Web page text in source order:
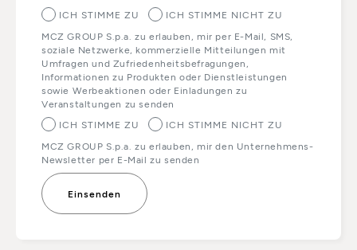
ICH STIMME ZU
ICH STIMME NICHT ZU
MCZ GROUP S.p.a. zu erlauben, mir per E-Mail, SMS,
soziale Netzwerke, kommerzielle Mitteilungen mit
Umfragen und Zufriedenheitsbefragungen,
Informationen zu Produkten oder Dienstleistungen
sowie Werbeaktionen oder Einladungen zu
Veranstaltungen zu senden
ICH STIMME ZU
ICH STIMME NICHT ZU
MCZ GROUP S.p.a. zu erlauben, mir den Unternehmens-
Newsletter per E-Mail zu senden